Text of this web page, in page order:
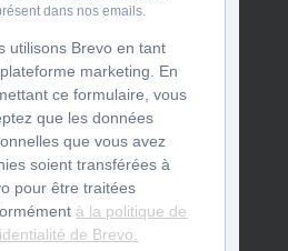
dans nos emails.
utilisons Brevo en tant
marketing. En
ce formulaire, vous
que les données
que vous avez
soient transférées à
pour être traitées
à la politique de
de Brevo.